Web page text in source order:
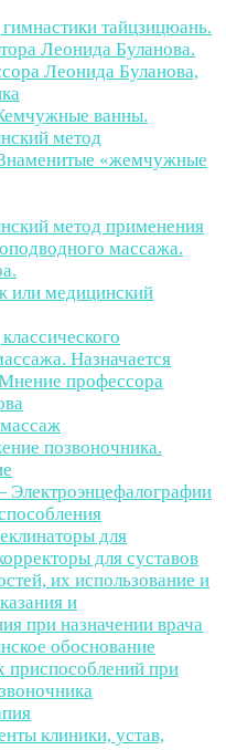
тайцзицюань.
Леонида Буланова.
Леонида Буланова,
ванны.
метод
«жемчужные
метод применения
массажа.
или медицинский
Назначается
профессора
позвоночника.
для
для суставов
их использование и
и
при назначении врача
обоснование
приспособлений при
клиники, устав,